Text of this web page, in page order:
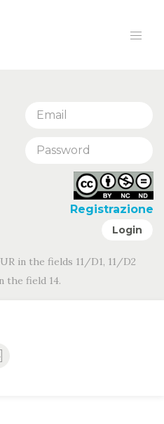
Registrazione
Login
in the fields 11/D1, 11/D2
the field 14.